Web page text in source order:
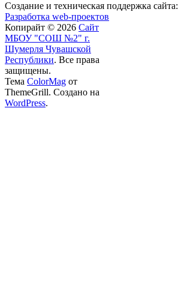
Создание и техническая поддержка сайта:
Разработка web-проектов
Копирайт © 2026 Сайт
МБОУ "СОШ №2" г.
Шумерля Чувашской
Республики. Все права
защищены.
Тема ColorMag от
ThemeGrill. Создано на
WordPress.